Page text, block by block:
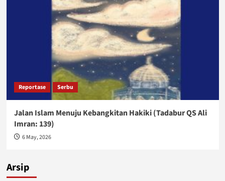
Reportase Serbu
Jalan Islam Menuju Kebangkitan Hakiki (Tadabur QS Ali
Imran: 139)
6 May, 2026
Arsip